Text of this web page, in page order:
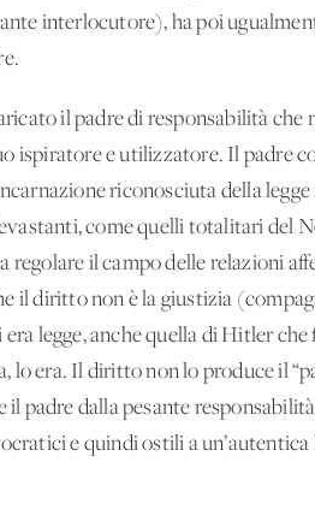
interlocutore), ha poi
il padre di responsabilità che
ispiratore e utilizzatore. Il padre
riconosciuta della legge
come quelli totalitari del
regolare il campo delle relazioni
il diritto non è la giustizia
legge, anche quella di Hitler
era. Il diritto non lo produce il
padre dalla pesante
e quindi ostili a